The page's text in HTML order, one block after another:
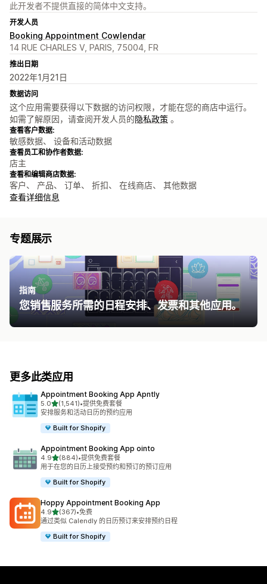
此开发者不提供直接的简体中文支持。
开发人员
Booking Appointment Cowlendar
14 RUE CHARLES V, PARIS, 75004, FR
推出日期
2022年1月21日
数据访问
这个应用需要获得以下数据的访问权限，才能在您的商店中运行。
如需了解原因，请查阅开发人员的隐私政策 。
查看客户数据:
敏感数据、 设备和活动数据
查看员工和协作者数据:
店主
查看和编辑商店数据:
客户、 产品、 订单、 折扣、 在线商店、 其他数据
查看详细信息
专题展示
指南
您销售服务所需的日程安排、发票和其他应用。
更多此类应用
Appointment Booking App Apntly
5.0星（满分 5 星）
(1,541)
总共 1541 条评论
•提供免费套餐
安排服务和活动日历的预约应用
Built for Shopify
Appointment Booking App ointo
4.9星（满分 5 星）
(884)
总共 884 条评论
•提供免费套餐
用于在您的日历上接受预约和预订的预订应用
Built for Shopify
Hoppy Appointment Booking App
4.9星（满分 5 星）
(367)
总共 367 条评论
•免费
通过类似 Calendly 的日历预订来安排预约日程
Built for Shopify